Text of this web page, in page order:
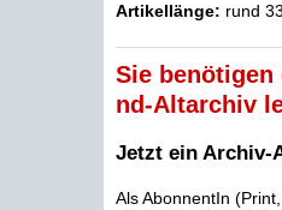
Artikellänge: rund
Sie
nd-Altarchiv
Jetzt ein Archiv-
Als AbonnentIn